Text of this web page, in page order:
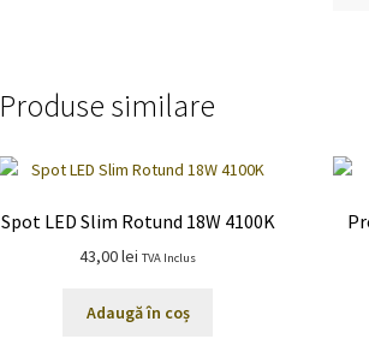
Produse similare
Spot LED Slim Rotund 18W 4100K
43,00lei TVA Inclus
Adaugă în coș